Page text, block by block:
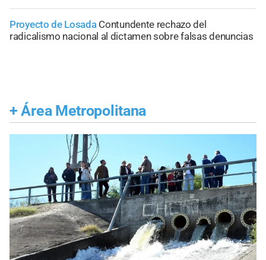
Proyecto de Losada Contundente rechazo del
radicalismo nacional al dictamen sobre falsas denuncias
+ Área Metropolitana